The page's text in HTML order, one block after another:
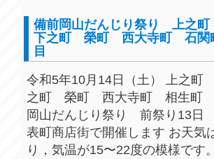
備前岡山だんじり祭り 上之
下之町 榮町 西大寺町 石関
目
令和5年10月14日（土） 上之
之町 榮町 西大寺町 相生町
岡山だんじり祭り 前祭り13日
表町商店街で開催します お天気
り，気温が15〜22度の模様です